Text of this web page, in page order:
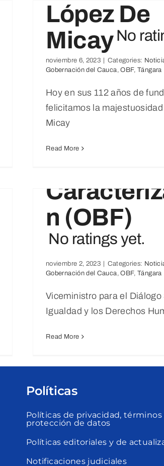
López De
Micay No
noviembre 6, 2023 | Categories:
Gobernación del Cauca,OBF,Tángara
Hoy en sus 112 años de
felicitamos la
Micay
Read More
Innovador
Informe
N (OBF)
No ratings yet.
noviembre 2, 2023 | Categories:
Gobernación del Cauca,OBF,Tángara
Viceministro para el Diálogo
Igualdad y los Derechos
Read More
Políticas
Políticas de privacidad, términos
protección de datos
Políticas editoriales y de
Notificaciones judiciales